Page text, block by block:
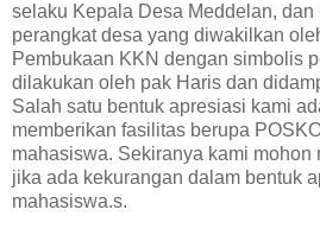
selaku Kepala Desa Meddelan, dan
perangkat desa yang diwakilkan
Pembukaan KKN dengan simbolis
dilakukan oleh pak Haris dan
Salah satu bentuk apresiasi kami
memberikan fasilitas berupa
mahasiswa. Sekiranya kami mohon
jika ada kekurangan dalam bentuk
mahasiswa.s.